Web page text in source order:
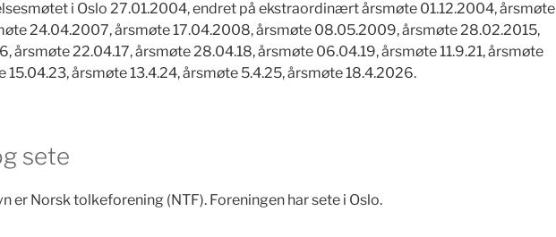
i Oslo 27.01.2004, endret på ekstraordinært årsmøte 01.12.2004, årsmøte
24.04.2007, årsmøte 17.04.2008, årsmøte 08.05.2009, årsmøte 28.02.2015,
årsmøte 22.04.17, årsmøte 28.04.18, årsmøte 06.04.19, årsmøte 11.9.21, årsmøte
15.04.23, årsmøte 13.4.24, årsmøte 5.4.25, årsmøte 18.4.2026.
sete
er Norsk tolkeforening (NTF). Foreningen har sete i Oslo.